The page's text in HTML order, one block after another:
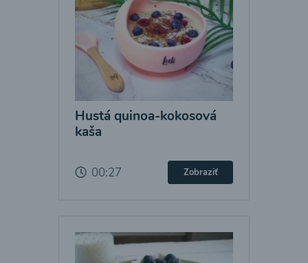
Hustá quinoa-kokosová
kaša
00:27 Zobraziť